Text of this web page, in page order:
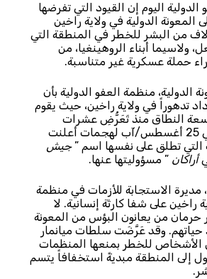
اليوم إن القيود التي تفرضها
المعونة الدولية في ولاية راخين
من البشر للخطر في المنطقة التي
ولاسيما أبناء الروهينغيا، من
حملة عسكرية غير متناسبة.
الدولية، منظمة العفو الدولية بأن
تدهوراً في ولاية راخين، حيث يقوم
النطاق منذ تَعَرُّضِ عشرات
المواقع الأمنية في 25 أغسطس/آب لهجمات أعلنت
التي تطلق على نفسها اسم ”جيش
أراكان ” مسؤوليتها عنها.
مديرة الاستجابة للأزمات في منظمة
راخين على شفا كارثة إنسانية. لا
حرمان من يعانون البؤس من المعونة
حياتهم. وقد عَرَّضَت سلطات ميانمار
الأشخاص للخطر بمنعها المنظمات
إلى المنطقة مبديةً استخفافاً يتسم